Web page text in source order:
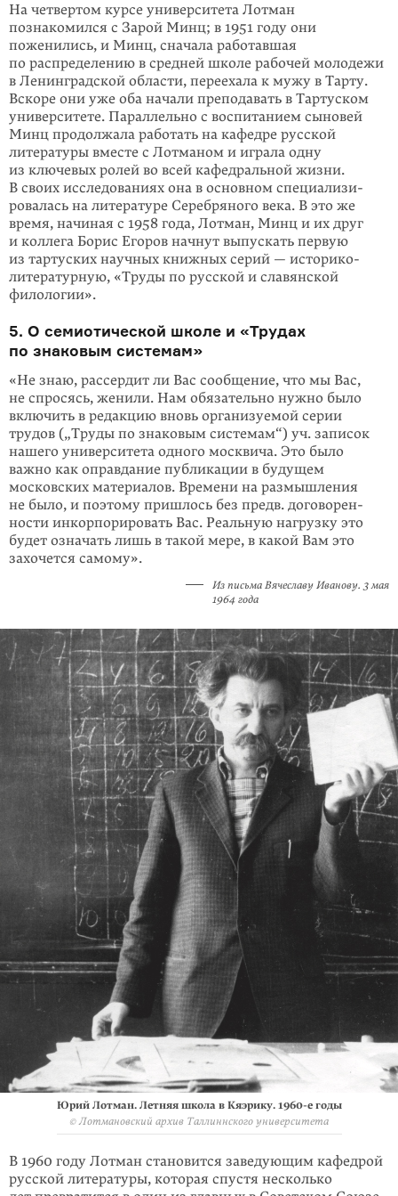
На четвертом курсе университета Лотман
познакомился с Зарой Минц; в 1951 году они
поженились, и Минц, сначала работавшая
по распределению в средней школе рабочей молодежи
в Ленинградской области, переехала к мужу в Тарту.
Вскоре они уже оба начали преподавать в Тартуском
универ­ситете. Параллельно с воспитанием сыновей
Минц продолжала работать на кафедре русской
литературы вместе с Лотманом и играла одну
из ключевых ролей во всей кафедральной жизни.
В своих исследованиях она в основном специализи­
ровалась на литературе Серебряного века. В это же
время, начиная с 1958 года, Лотман, Минц и их друг
и коллега Борис Егоров начнут выпускать первую
из тартуских научных книжных серий — историко-
литературную, «Труды по русской и славянской
филологии».
5. О семиотической школе и «Трудах
по знаковым системам»
«Не знаю, рассердит ли Вас сообщение, что мы Вас,
не спросясь, женили. Нам обязательно нужно было
включить в редакцию вновь организуемой серии
трудов („Труды по знаковым системам“) уч. записок
нашего университета одного москвича. Это было
важно как оправдание публикации в будущем
московских материалов. Времени на размышления
не было, и поэтому пришлось без предв. договорен­
ности инкорпорировать Вас. Реальную нагрузку это
будет означать лишь в такой мере, в какой Вам это
захочется самому».
Из письма Вячеславу Иванову. 3 мая
1964 года
Юрий Лотман. Летняя школа в Кяэрику. 1960-е годы
© Лотмановский архив Таллиннского университета
В 1960 году Лотман становится заведующим кафедрой
русской литературы, которая спустя несколько